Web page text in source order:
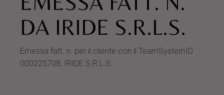
DA IRIDE S.R.L.S.
Emessa fatt. n. per il cliente con il TeamSystemID
000225708, IRIDE S.R.L.S.